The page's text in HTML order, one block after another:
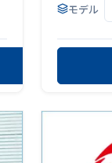
モデル